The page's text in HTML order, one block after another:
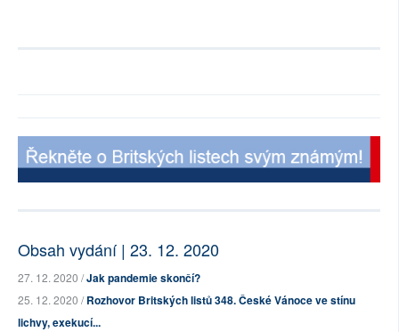
Obsah vydání | 23. 12. 2020
27. 12. 2020 /Jak pandemie skončí?
25. 12. 2020 /Rozhovor Britských listů 348. České Vánoce ve stínu
lichvy, exekucí...